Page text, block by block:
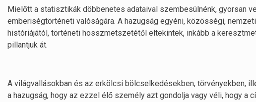
Mielőtt a statisztikák döbbenetes adataival szembesülnénk, gyorsan
emberiségtörténeti valóságára. A hazugság egyéni, közösségi,
históriájától, történeti hosszmetszetétől eltekintek, inkább a
pillantjuk át.
A világvallásokban és az erkölcsi bölcselkedésekben, törvényekben,
a hazugság, hogy az ezzel élő személy azt gondolja vagy véli, hogy a